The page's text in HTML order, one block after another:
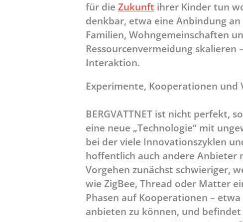
für die Zukunft ihrer Kinder tun
denkbar, etwa eine Anbindung an
Familien, Wohngemeinschaften
Ressourcenvermeidung skalieren
Interaktion.
Experimente, Kooperationen
BERGVATTNET ist nicht perfekt,
eine neue „Technologie“ mit
bei der viele Innovationszyklen
hoffentlich auch andere Anbieter
Vorgehen zunächst schwieriger,
wie ZigBee, Thread oder Matter
Phasen auf Kooperationen –
anbieten zu können, und